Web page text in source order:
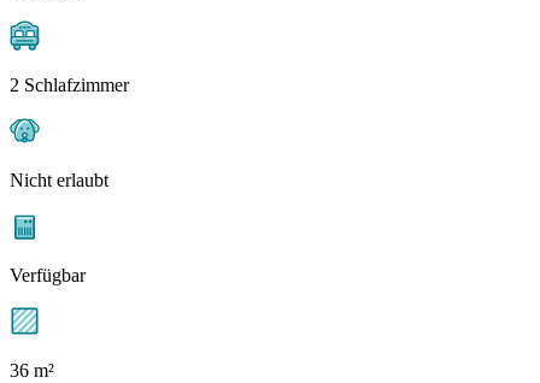
2 Schlafzimmer
Nicht erlaubt
Verfügbar
36 m²